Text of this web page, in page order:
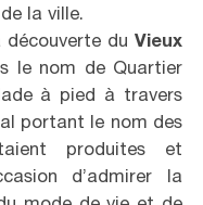
la ville.
découverte du Vieux
le nom de Quartier
à pied à travers
portant le nom des
produites et
d’admirer la